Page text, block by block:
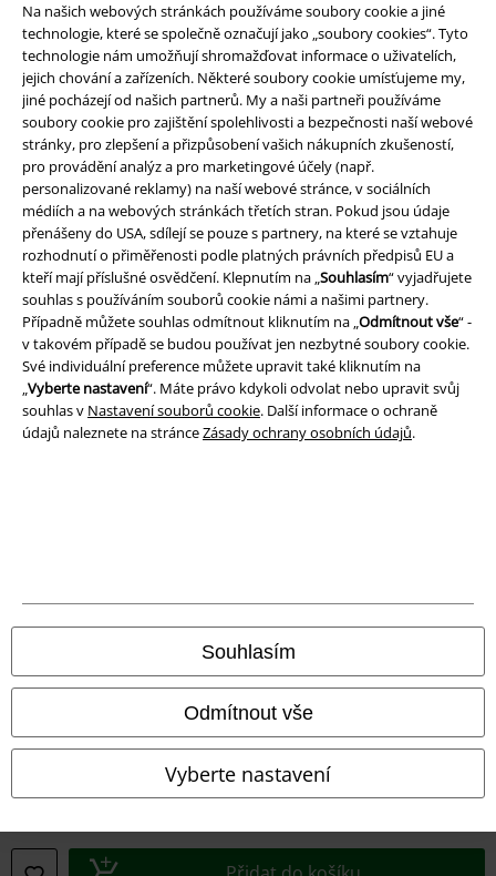
Na našich webových stránkách používáme soubory cookie a jiné
technologie, které se společně označují jako „soubory cookies“. Tyto
technologie nám umožňují shromažďovat informace o uživatelích,
jejich chování a zařízeních. Některé soubory cookie umísťujeme my,
jiné pocházejí od našich partnerů. My a naši partneři používáme
soubory cookie pro zajištění spolehlivosti a bezpečnosti naší webové
stránky, pro zlepšení a přizpůsobení vašich nákupních zkušeností,
pro provádění analýz a pro marketingové účely (např.
personalizované reklamy) na naší webové stránce, v sociálních
médiích a na webových stránkách třetích stran. Pokud jsou údaje
přenášeny do USA, sdílejí se pouze s partnery, na které se vztahuje
rozhodnutí o přiměřenosti podle platných právních předpisů EU a
kteří mají příslušné osvědčení. Klepnutím na „Souhlasím“ vyjadřujete
souhlas s používáním souborů cookie námi a našimi partnery.
Případně můžete souhlas odmítnout kliknutím na „Odmítnout vše“ -
v takovém případě se budou používat jen nezbytné soubory cookie.
Své individuální preference můžete upravit také kliknutím na
„Vyberte nastavení“. Máte právo kdykoli odvolat nebo upravit svůj
souhlas v Nastavení souborů cookie. Další informace o ochraně
údajů naleznete na stránceZásady ochrany osobních údajů.
Souhlasím
Odmítnout vše
Vyberte nastavení
Právní informace
Podmínky
Prohlášení
Ochrana osobních údajů
Likvidace odpadu a ochrana životního prostředí
Prohlášení o shodě
Všechny ceny jsou včetně DPH, bezpoštovného a balného
© 1986-2026 EMP Merchandising
Naše online obchody
EMP France